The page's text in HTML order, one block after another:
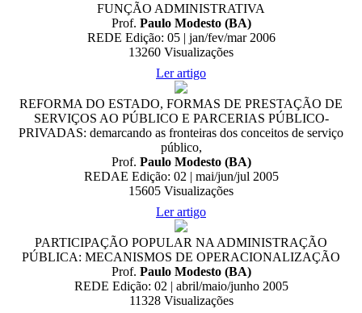
FUNÇÃO ADMINISTRATIVA
Prof. Paulo Modesto (BA)
REDE Edição: 05 | jan/fev/mar 2006
13260 Visualizações
Ler artigo
REFORMA DO ESTADO, FORMAS DE PRESTAÇÃO DE
SERVIÇOS AO PÚBLICO E PARCERIAS PÚBLICO-
PRIVADAS: demarcando as fronteiras dos conceitos de serviço
público,
Prof. Paulo Modesto (BA)
REDAE Edição: 02 | mai/jun/jul 2005
15605 Visualizações
Ler artigo
PARTICIPAÇÃO POPULAR NA ADMINISTRAÇÃO
PÚBLICA: MECANISMOS DE OPERACIONALIZAÇÃO
Prof. Paulo Modesto (BA)
REDE Edição: 02 | abril/maio/junho 2005
11328Visualizações